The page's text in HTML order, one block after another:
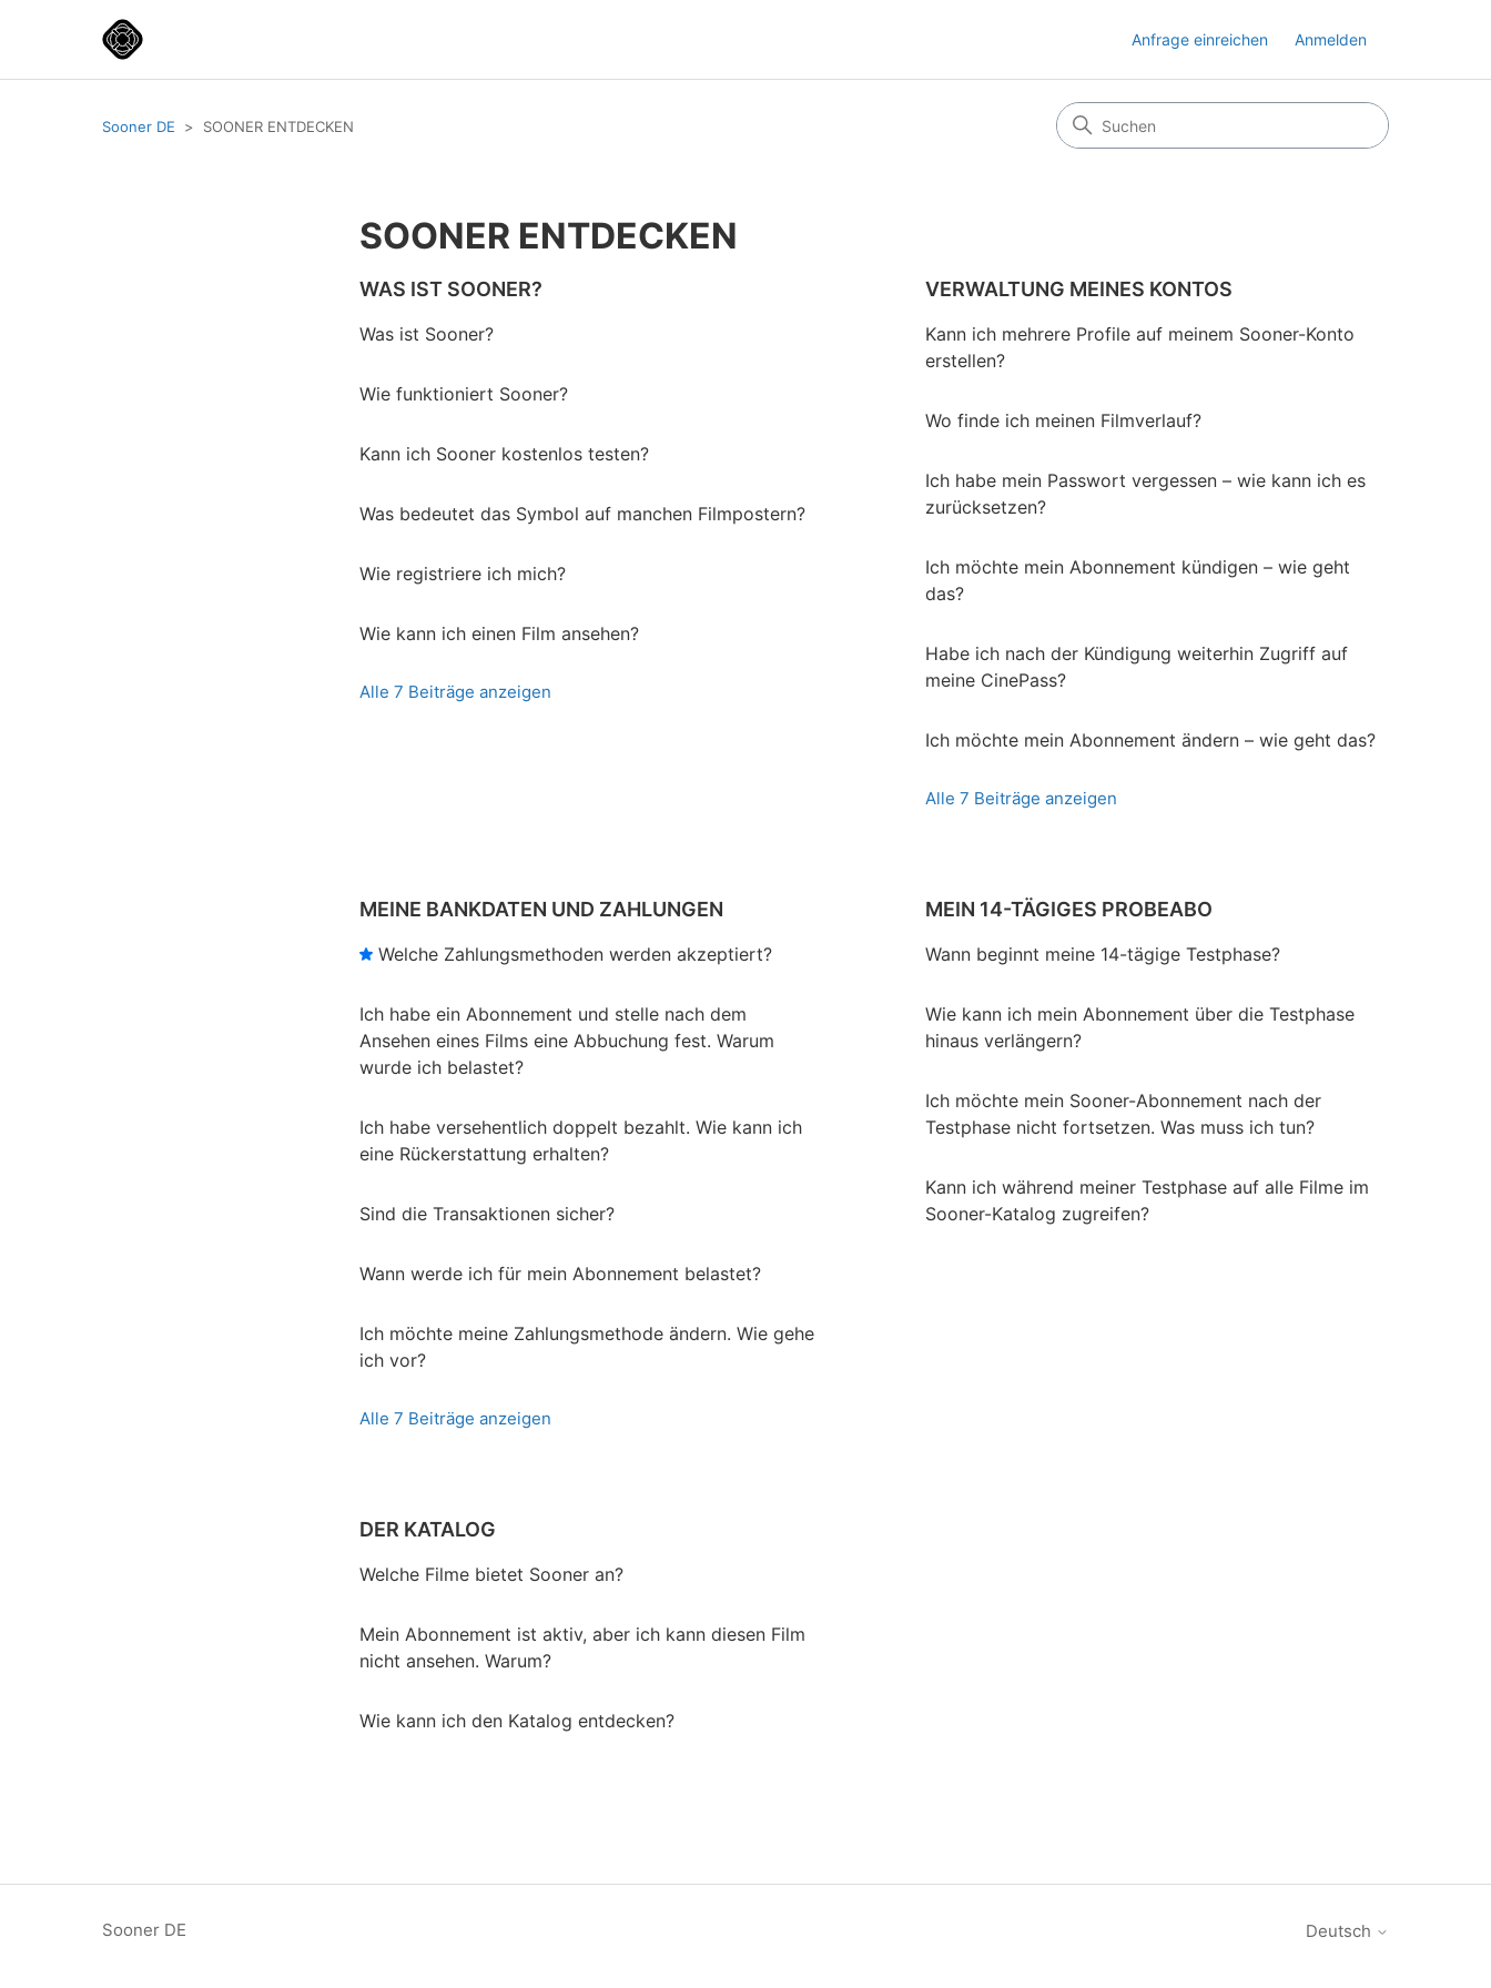
Anfrage einreichen Anmelden
Sooner DE SOONER ENTDECKEN
SOONER ENTDECKEN
WAS IST SOONER?
Was ist Sooner?
Wie funktioniert Sooner?
Kann ich Sooner kostenlos testen?
Was bedeutet das Symbol auf manchen Filmpostern?
Wie registriere ich mich?
Wie kann ich einen Film ansehen?
Alle 7 Beiträge anzeigen
VERWALTUNG MEINES KONTOS
Kann ich mehrere Profile auf meinem Sooner-Konto
erstellen?
Wo finde ich meinen Filmverlauf?
Ich habe mein Passwort vergessen – wie kann ich es
zurücksetzen?
Ich möchte mein Abonnement kündigen – wie geht
das?
Habe ich nach der Kündigung weiterhin Zugriff auf
meine CinePass?
Ich möchte mein Abonnement ändern – wie geht das?
Alle 7 Beiträge anzeigen
MEINE BANKDATEN UND ZAHLUNGEN
Welche Zahlungsmethoden werden akzeptiert?
Ich habe ein Abonnement und stelle nach dem
Ansehen eines Films eine Abbuchung fest. Warum
wurde ich belastet?
Ich habe versehentlich doppelt bezahlt. Wie kann ich
eine Rückerstattung erhalten?
Sind die Transaktionen sicher?
Wann werde ich für mein Abonnement belastet?
Ich möchte meine Zahlungsmethode ändern. Wie gehe
ich vor?
Alle 7 Beiträge anzeigen
MEIN 14-TÄGIGES PROBEABO
Wann beginnt meine 14-tägige Testphase?
Wie kann ich mein Abonnement über die Testphase
hinaus verlängern?
Ich möchte mein Sooner-Abonnement nach der
Testphase nicht fortsetzen. Was muss ich tun?
Kann ich während meiner Testphase auf alle Filme im
Sooner-Katalog zugreifen?
DER KATALOG
Welche Filme bietet Sooner an?
Mein Abonnement ist aktiv, aber ich kann diesen Film
nicht ansehen. Warum?
Wie kann ich den Katalog entdecken?
Sooner DE Deutsch